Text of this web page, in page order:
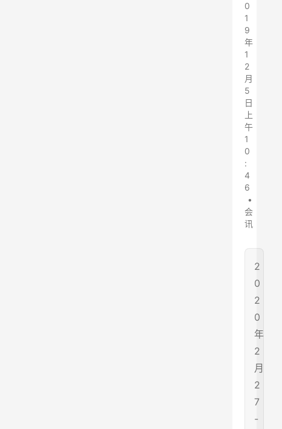
0
1
9
年
1
2
月
5
日
上
午
1
0
:
4
6
•
会
讯
2
0
2
0
年
2
月
2
7
-